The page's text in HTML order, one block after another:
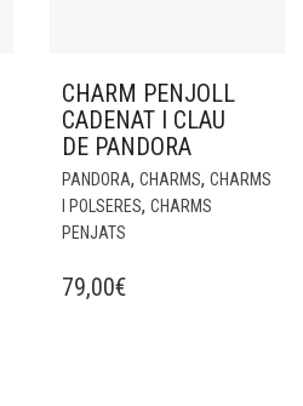
CHARM PENJOLL
CADENAT I CLAU
DE PANDORA
PANDORA, CHARMS, CHARMS
I POLSERES, CHARMS
PENJATS
79,00€